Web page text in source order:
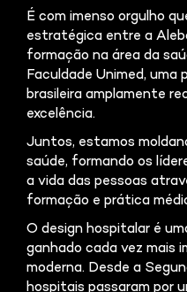
É com imenso orgulho
estratégica entre a
formação na área da
Faculdade Unimed,
brasileira amplamente
excelência.
Juntos, estamos
saúde, formando os
a vida das pessoas
formação e prática
O design hospitalar é
ganhado cada vez mais
moderna. Desde a
hospitais passaram por